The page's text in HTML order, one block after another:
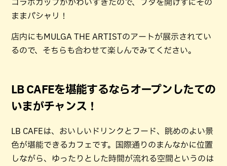
コラボカップがかわいすぎたので、フタを開けずにその
ままパシャリ！
店内にもMULGA THE ARTISTのアートが展示されてい
るので、そちらも合わせて楽しんでみてください。
LB CAFEを堪能するならオープンしたての
いまがチャンス！
LB CAFEは、おいしいドリンクとフード、眺めのよい景
色が堪能できるカフェです。国際通りのまんなかに位置
しながら、ゆったりとした時間が流れる空間というのは